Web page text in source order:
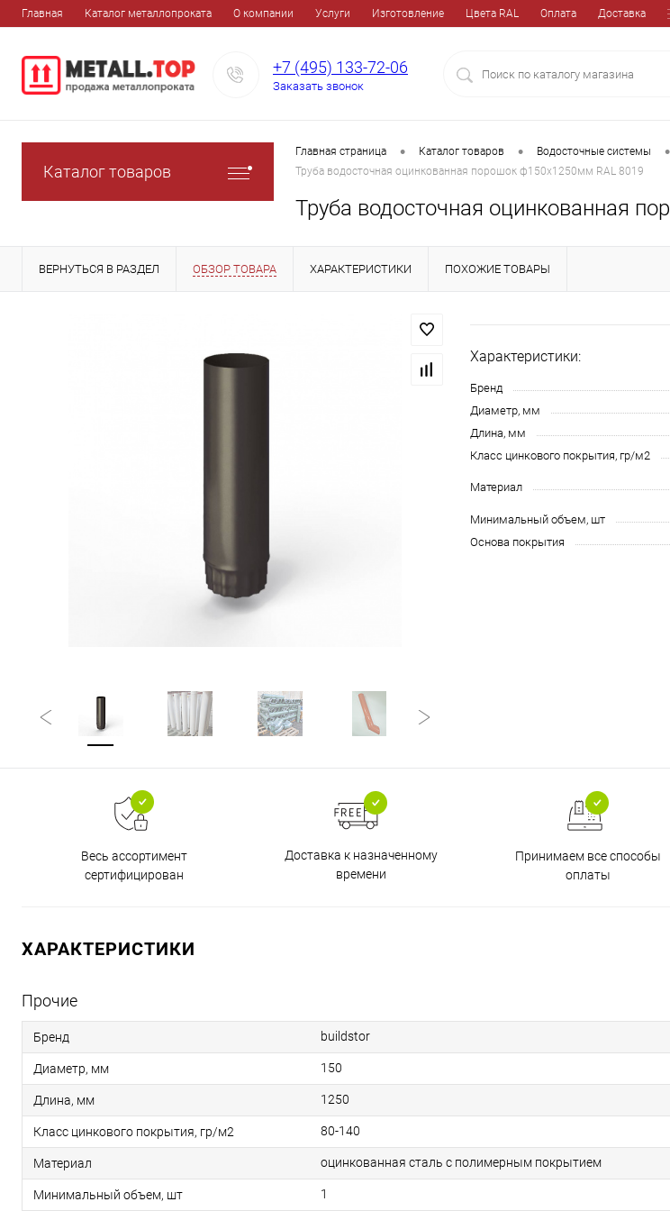
Главная Каталог металлопроката О компании Услуги Изготовление Цвета RAL Оплата Доставка
+7 (495) 133-72-06
Заказать звонок
Каталог товаров
Главная страница • Каталог товаров • Водосточные системы •
Труба водосточная оцинкованная порошок ф150х1250мм RAL 8019
Труба водосточная оцинкованная
ВЕРНУТЬСЯ В РАЗДЕЛ ОБЗОР ТОВАРА ХАРАКТЕРИСТИКИ ПОХОЖИЕ ТОВАРЫ
Характеристики:
Бренд
Диаметр, мм
Длина, мм
Класс цинкового покрытия, гр/м2
Материал
Минимальный объем, шт
Основа покрытия
Весь ассортимент
сертифицирован
Доставка к назначенному
времени
Принимаем все способы
оплаты
ХАРАКТЕРИСТИКИ
Прочие
Бренд buildstor
Диаметр, мм 150
Длина, мм 1250
Класс цинкового покрытия, гр/м2 80-140
Материал оцинкованная сталь с полимерным покрытием
Минимальный объем, шт 1